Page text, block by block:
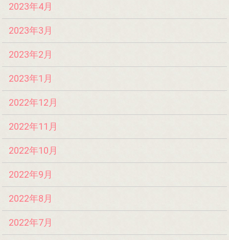
2023年4月
2023年3月
2023年2月
2023年1月
2022年12月
2022年11月
2022年10月
2022年9月
2022年8月
2022年7月